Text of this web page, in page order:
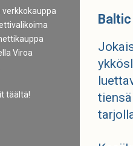
verkkokauppa
Viroa
täältä!